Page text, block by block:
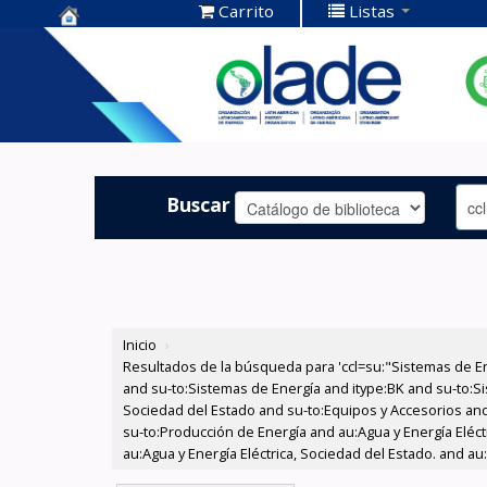
Centro de
Documentación
OLADE -
Carrito Listas
Buscar
Inicio ›
Resultados de la búsqueda para 'ccl=su:"Sistemas de
and su-to:Sistemas de Energía and itype:BK and su-
Sociedad del Estado and su-to:Equipos y Accesorios
su-to:Producción de Energía and au:Agua y Energía
au:Agua y Energía Eléctrica, Sociedad del Estado. and